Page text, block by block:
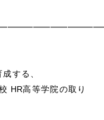
する、
HR高等学院の取り